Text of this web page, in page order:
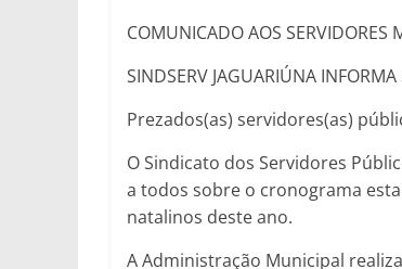
COMUNICADO AOS SERVIDORES
SINDSERV JAGUARIÚNA
Prezados(as) servidores(as)
O Sindicato dos Servidores
a todos sobre o cronograma
natalinos deste ano.
A Administração Municipal